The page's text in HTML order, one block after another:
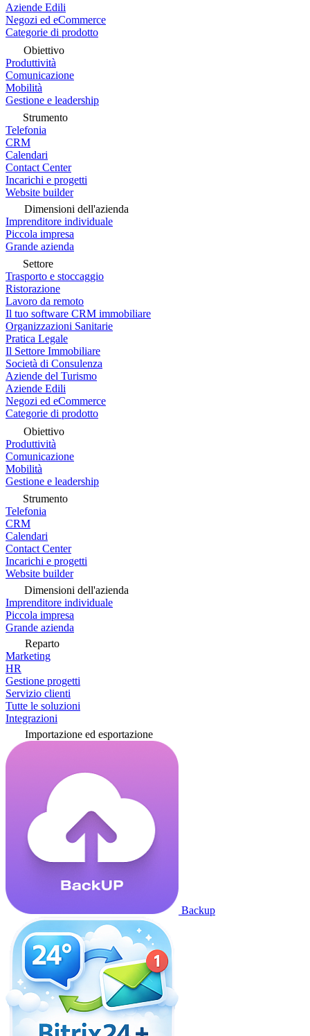
Aziende Edili
Negozi ed eCommerce
Categorie di prodotto
Obiettivo
Produttività
Comunicazione
Mobilità
Gestione e leadership
Strumento
Telefonia
CRM
Calendari
Contact Center
Incarichi e progetti
Website builder
Dimensioni dell'azienda
Imprenditore individuale
Piccola impresa
Grande azienda
Settore
Trasporto e stoccaggio
Ristorazione
Lavoro da remoto
Il tuo software CRM immobiliare
Organizzazioni Sanitarie
Pratica Legale
Il Settore Immobiliare
Società di Consulenza
Aziende del Turismo
Aziende Edili
Negozi ed eCommerce
Categorie di prodotto
Obiettivo
Produttività
Comunicazione
Mobilità
Gestione e leadership
Strumento
Telefonia
CRM
Calendari
Contact Center
Incarichi e progetti
Website builder
Dimensioni dell'azienda
Imprenditore individuale
Piccola impresa
Grande azienda
Reparto
Marketing
HR
Gestione progetti
Servizio clienti
Tutte le soluzioni
Integrazioni
Importazione ed esportazione
Backup